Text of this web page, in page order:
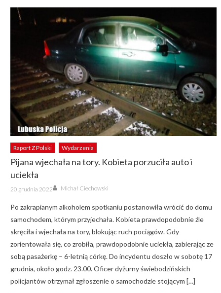
Raport Z Polski Wydarzenia
Pijana wjechała na tory. Kobieta porzuciła auto i
uciekła
Posted
on
20 grudnia 2022 Author
Michał Ciechowski
Po zakrapianym alkoholem spotkaniu postanowiła wrócić do domu
samochodem, którym przyjechała. Kobieta prawdopodobnie źle
skręciła i wjechała na tory, blokując ruch pociągów. Gdy
zorientowała się, co zrobiła, prawdopodobnie uciekła, zabierając ze
sobą pasażerkę – 6-letnią córkę. Do incydentu doszło w sobotę 17
grudnia, około godz. 23.00. Oficer dyżurny świebodzińskich
policjantów otrzymał zgłoszenie o samochodzie stojącym […]